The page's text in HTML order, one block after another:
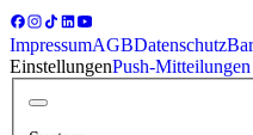
ImpressumAGBDatenschutz
EinstellungenPush-Mitteilungen